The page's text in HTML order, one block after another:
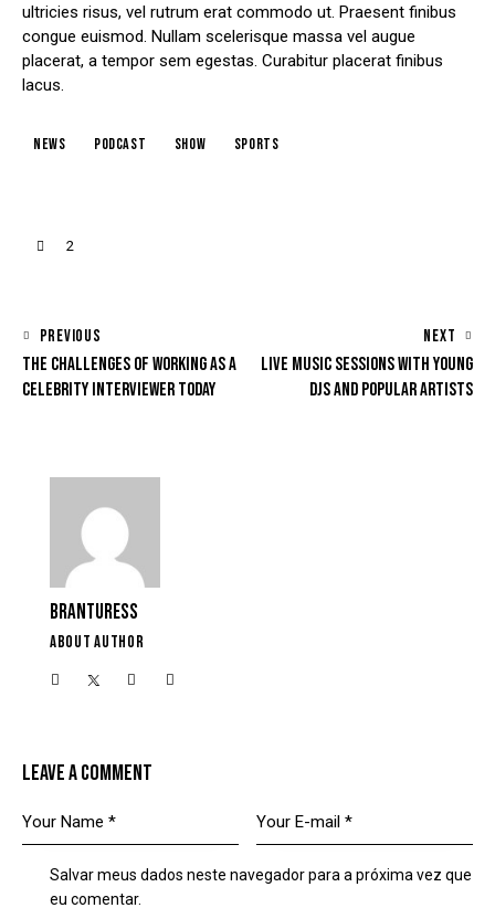
ultricies risus, vel rutrum erat commodo ut. Praesent finibus
congue euismod. Nullam scelerisque massa vel augue
placerat, a tempor sem egestas. Curabitur placerat finibus
lacus.
news podcast show sports
2
PREVIOUS
THE CHALLENGES OF WORKING AS A
CELEBRITY INTERVIEWER TODAY
NEXT
LIVE MUSIC SESSIONS WITH YOUNG
DJS AND POPULAR ARTISTS
BRANTURESS
ABOUT AUTHOR
LEAVE A COMMENT
Salvar meus dados neste navegador para a próxima vez que
eu comentar.